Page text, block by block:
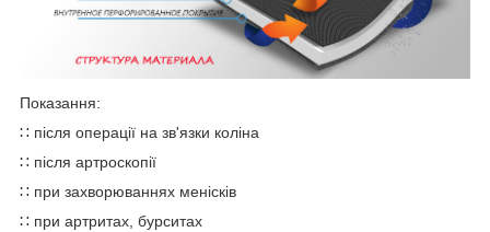
Показання:
∷ після операції на зв'язки коліна
∷ після артроскопії
∷ при захворюваннях менісків
∷ при артритах, бурситах